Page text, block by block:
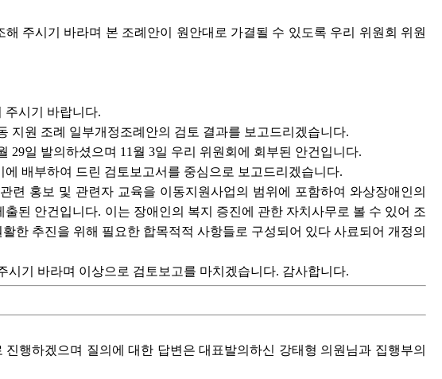
주시기 바라며 본 조례안이 원안대로 가결될 수 있도록 우리 위원회 위원
주시기 바랍니다.
지원 조례 일부개정조례안의 검토 결과를 보고드리겠습니다.
29일 발의하셨으며 11월 3일 우리 위원회에 회부된 안건입니다.
배부하여 드린 검토보고서를 중심으로 보고드리겠습니다.
홍보 및 관련자 교육을 이동지원사업의 범위에 포함하여 와상장애인의
된 안건입니다. 이는 장애인의 복지 증진에 관한 자치사무로 볼 수 있어 조
한 추진을 위해 필요한 합목적적 사항들로 구성되어 있다 사료되어 개정의
기 바라며 이상으로 검토보고를 마치겠습니다. 감사합니다.
행하겠으며 질의에 대한 답변은 대표발의하신 강태형 의원님과 집행부의